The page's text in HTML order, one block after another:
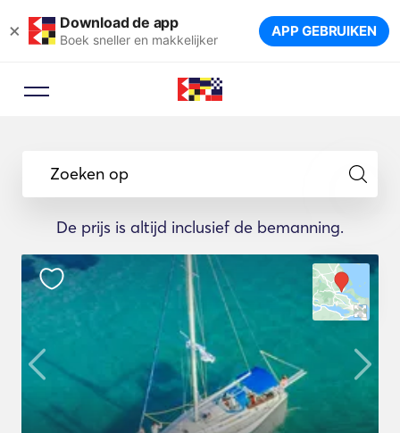
× Download de app
Boek sneller en makkelijker APP GEBRUIKEN
Zoeken op
De prijs is altijd inclusief de bemanning.